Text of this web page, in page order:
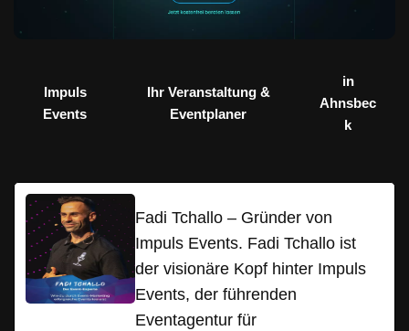
Impuls
Events
Ihr Veranstaltung &
Eventplaner
in
Ahnsbec
k
Fadi Tchallo – Gründer von
Impuls Events. Fadi Tchallo ist
der visionäre Kopf hinter Impuls
Events, der führenden
Eventagentur für